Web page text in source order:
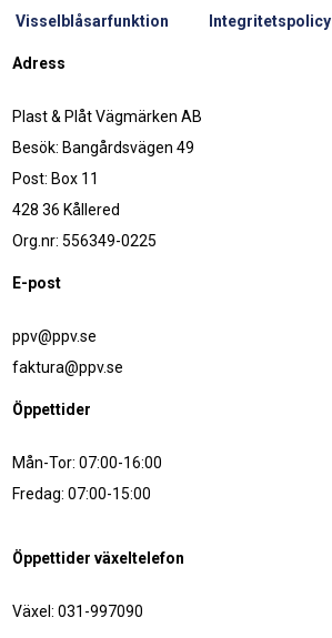
Visselblåsarfunktion
Integritetspolicy
Adress
Plast & Plåt Vägmärken AB
Besök: Bangårdsvägen 49
Post: Box 11
428 36 Kållered
Org.nr: 556349-0225
E-post
ppv@ppv.se
faktura@ppv.se
Öppettider
Mån-Tor: 07:00-16:00
Fredag: 07:00-15:00
Öppettider växeltelefon
Växel: 031-997090